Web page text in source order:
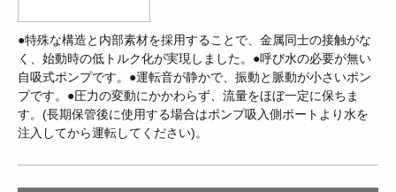
●特殊な構造と内部素材を採用することで、金属同士の接触がな
く、始動時の低トルク化が実現しました。●呼び水の必要が無い
自吸式ポンプです。●運転音が静かで、振動と脈動が小さいポン
プです。●圧力の変動にかかわらず、流量をほぼ一定に保ちま
す。(長期保管後に使用する場合はポンプ吸入側ポートより水を
注入してから運転してください)。